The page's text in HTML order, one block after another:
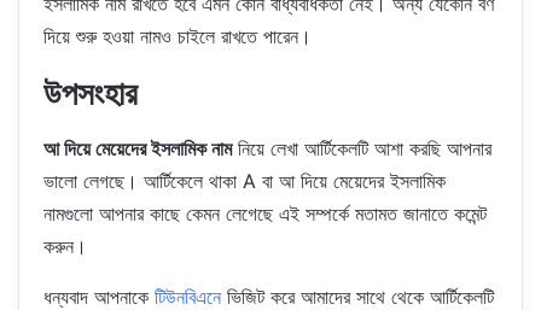
দিয়ে শুরু হওয়া নামও চাইলে রাখতে পারেন।
উপসংহার
আ দিয়ে মেয়েদের ইসলামিক নামনিয়ে লেখা আর্টিকেলটি আশা করছি আপনার
ভালো লেগছে। আর্টিকেলে থাকা A বা আ দিয়ে মেয়েদের ইসলামিক
নামগুলো আপনার কাছে কেমন লেগেছে এই সম্পর্কে মতামত জানাতে কমেন্ট
করুন।
ধন্যবাদ আপনাকে টিউনবিএনে ভিজিট করে আমাদের সাথে থেকে আর্টিকেলটি